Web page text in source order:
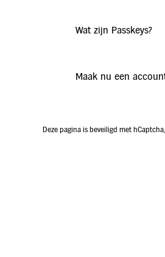
Wat zijn Passkeys?
Maak nu een
Deze pagina is beveiligd met